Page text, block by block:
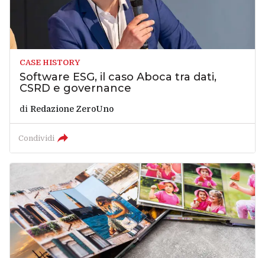
CASE HISTORY
Software ESG, il caso Aboca tra dati,
CSRD e governance
di Redazione ZeroUno
Condividi